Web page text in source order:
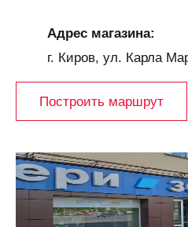
Адрес магазина:
г. Киров, ул. Карла
Построить маршрут